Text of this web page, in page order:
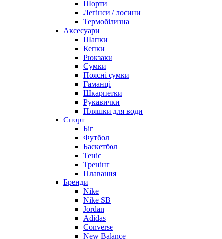
Шорти
Легінси / лосини
Термобілизна
Аксесуари
Шапки
Кепки
Рюкзаки
Сумки
Поясні сумки
Гаманці
Шкарпетки
Рукавички
Пляшки для води
Спорт
Біг
Футбол
Баскетбол
Теніс
Тренінг
Плавання
Бренди
Nike
Nike SB
Jordan
Adidas
Converse
New Balance